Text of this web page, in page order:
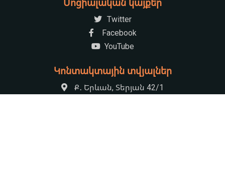
Twitter
Facebook
YouTube
Կոնտակտային տվյալներ
Ք․ Երևան, Տերյան 42/1